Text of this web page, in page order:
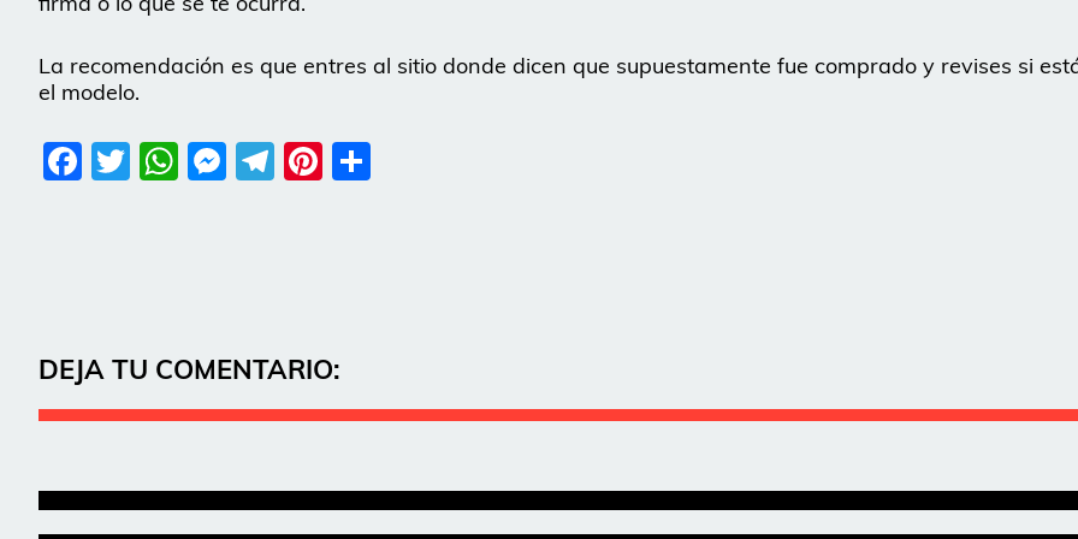
La recomendación es que entres al sitio donde dicen que supuestamente fue comprado y revises si
el modelo.
Facebook
Twitter
WhatsApp
Messenger
Telegram
Pinterest
DEJA TU COMENTARIO: